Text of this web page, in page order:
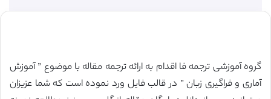
گروه آموزشی ترجمه فا اقدام به ارائه ترجمه مقاله با موضوع ” آموزش
آماری و فراگیری زبان ” در قالب فایل ورد نموده است که شما عزیزان